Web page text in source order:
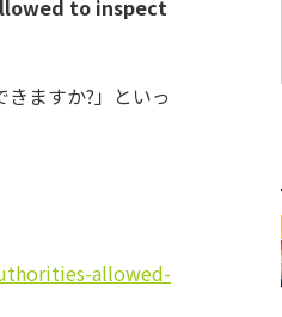
to inspect
ますか?」といっ
allowed-